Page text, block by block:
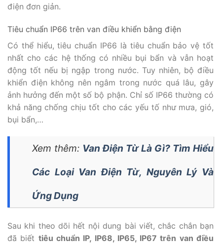
điện đơn giản.
Tiêu chuẩn IP66 trên van điều khiển bằng điện
Có thể hiểu, tiêu chuẩn IP66 là tiêu chuẩn bảo vệ tốt
nhất cho các hệ thống có nhiều bụi bẩn và vẫn hoạt
động tốt nếu bị ngập trong nước. Tuy nhiên, bộ điều
khiển điện không nên ngâm trong nước quá lâu, gây
ảnh hưởng đến một số bộ phận. Chỉ số IP66 thường có
khả năng chống chịu tốt cho các yếu tố như mưa, gió,
bụi bẩn,…
Xem thêm: Van Điện Từ Là Gì? Tìm Hiểu
Các Loại Van Điện Từ, Nguyên Lý Và
Ứng Dụng
Sau khi theo dõi hết nội dung bài viết, chắc chắn bạn
đã biết tiêu chuẩn IP, IP68, IP65, IP67 trên van điều